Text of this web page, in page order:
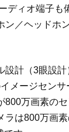
ディオ端子も
ン／ヘッドホ
設計（3眼設計
メージセンサ
800万画素の
ラは800万画